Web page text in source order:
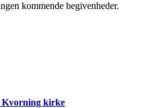
kommende begivenheder.
kirke